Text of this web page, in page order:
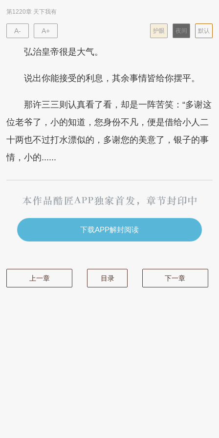
第1220章 天下我有
A- A+ 默认
夜间
护眼
弘治皇帝很是大气。
说出你能接受的利息，其余事情皆给你摆平。
那许三三则认真看了看，却是一阵苦笑：“多谢这
位老爷了，小的知道，您身份不凡，便是借给小人二
十两也不过打水漂似的，多谢您的美意了，银子的事
情，小的......
下载APP解封阅读
上一章 目录 下一章